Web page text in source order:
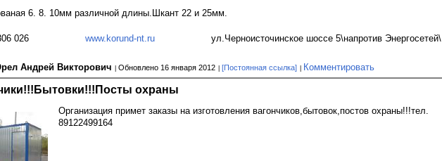
6. 8. 10мм различной длины.Шкант 22 и 25мм.
306 026 www.korund-nt.ru ул.Черноисточинское шоссе 5\напротив Энергосетей\
Андрей Викторович Обновлено 16 января 2012 [Постоянная ссылка] Комментировать
охраны
Организация примет заказы на изготовления вагончиков,бытовок,постов охраны!!!тел.
89122499164